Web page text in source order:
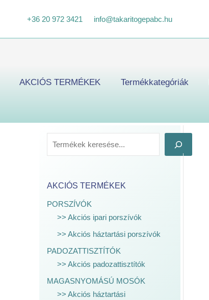
+36 20 972 3421 info@takaritogepabc.hu
AKCIÓS TERMÉKEK Termékkategóriák
e
r
é
AKCIÓS TERMÉKEK
PORSZÍVÓK
>> Akciós ipari porszívók
>> Akciós háztartási porszívók
PADOZATTISZTÍTÓK
>> Akciós padozattisztítók
MAGASNYOMÁSÚ MOSÓK
>> Akciós háztartási